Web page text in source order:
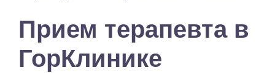
Прием терапевта в
ГорКлинике